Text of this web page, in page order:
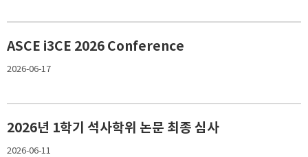
ASCE i3CE 2026 Conference
2026-06-17
2026년 1학기 석사학위 논문 최종 심사
2026-06-11